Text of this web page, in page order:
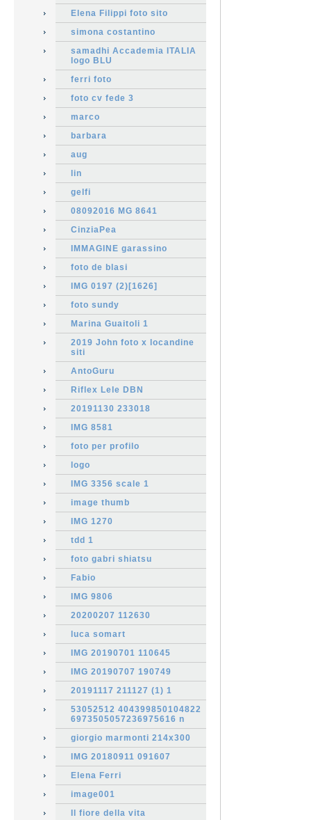
Elena Filippi foto sito
simona costantino
samadhi Accademia ITALIA
logo BLU
ferri foto
foto cv fede 3
marco
barbara
aug
lin
gelfi
08092016 MG 8641
CinziaPea
IMMAGINE garassino
foto de blasi
IMG 0197 (2)[1626]
foto sundy
Marina Guaitoli 1
2019 John foto x locandine
siti
AntoGuru
Riflex Lele DBN
20191130 233018
IMG 8581
foto per profilo
logo
IMG 3356 scale 1
image thumb
IMG 1270
tdd 1
foto gabri shiatsu
Fabio
IMG 9806
20200207 112630
luca somart
IMG 20190701 110645
IMG 20190707 190749
20191117 211127 (1) 1
53052512 404399850104822
6973505057236975616 n
giorgio marmonti 214x300
IMG 20180911 091607
Elena Ferri
image001
Il fiore della vita